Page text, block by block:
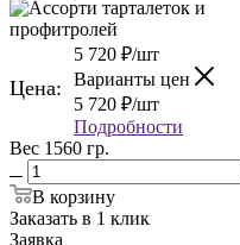
Цена:
5 720 ₽/шт
Варианты цен
5 720 ₽/шт
Подробности
Вес 1560 гр.
В корзину
Заказать в 1 клик
Заявка